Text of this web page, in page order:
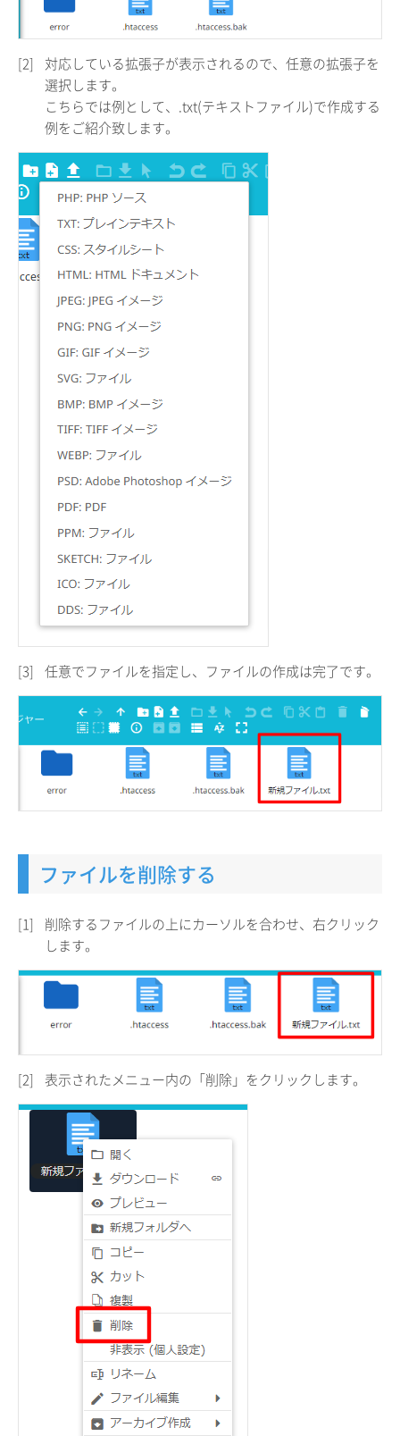
[2]
対応している拡張子が表示されるので、任意の拡張子を
選択します。
こちらでは例として、.txt(テキストファイル)で作成する
例をご紹介致します。
[3] 任意でファイルを指定し、ファイルの作成は完了です。
ファイルを削除する
[1]
削除するファイルの上にカーソルを合わせ、右クリック
します。
[2] 表示されたメニュー内の「削除」をクリックします。